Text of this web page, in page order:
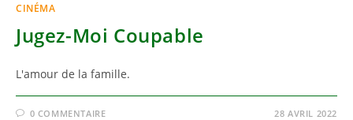
CINÉMA
Jugez-Moi Coupable
L'amour de la famille.
0 COMMENTAIRE 28 AVRIL 2022